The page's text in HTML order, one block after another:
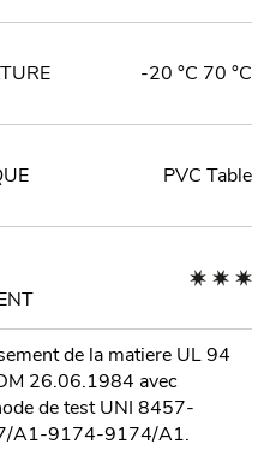
-20 °C 70 °C
PVC Table
de la matiere UL 94
26.06.1984 avec
de test UNI 8457-
A1-9174-9174/A1.